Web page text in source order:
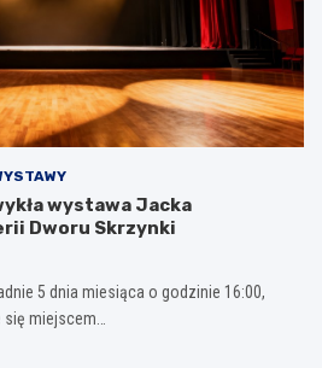
wystawa Jacka
Dworu Skrzynki
5 dnia miesiąca o godzinie 16:00,
miejscem…